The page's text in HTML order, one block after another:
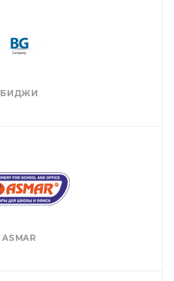
БИДЖИ
ASMAR